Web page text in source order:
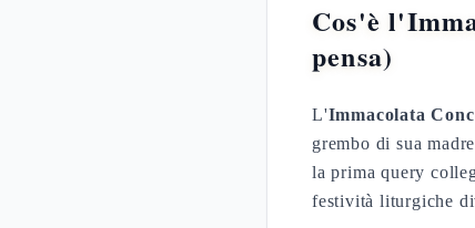
Cos'è
pensa)
L'Immacolata
grembo di sua
la prima query
festività liturgiche